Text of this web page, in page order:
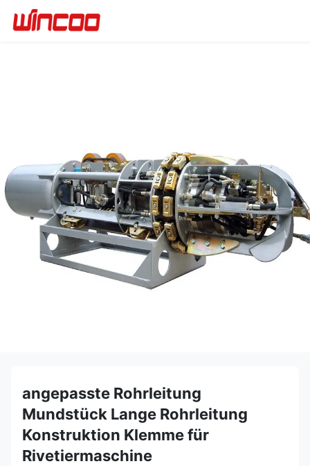
angepasste Rohrleitung
Mundstück Lange Rohrleitung
Konstruktion Klemme für
Rivetiermaschine